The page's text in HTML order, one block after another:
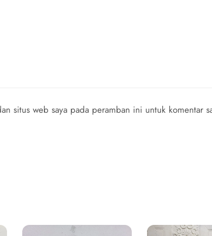
situs web saya pada peramban ini untuk komentar